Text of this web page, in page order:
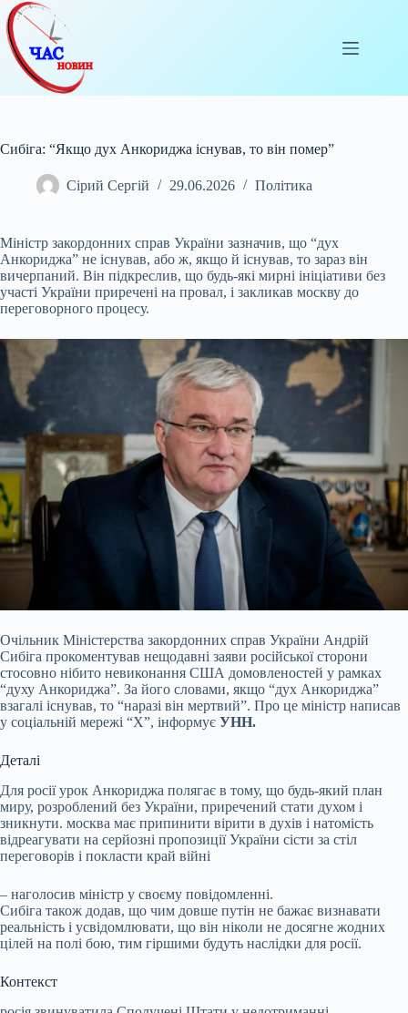
Перейти
до
вмісту
Сибіга: “Якщо дух Анкориджа існував, то він помер”
Сірий Сергій 29.06.2026 Політика
Міністр закордонних справ України зазначив, що “дух
Анкориджа” не існував, або ж, якщо й існував, то зараз він
вичерпаний. Він підкреслив, що будь-які мирні ініціативи без
участі України приречені на провал, і закликав москву до
переговорного процесу.
Очільник Міністерства закордонних справ України Андрій
Сибіга прокоментував нещодавні заяви російської сторони
стосовно нібито невиконання США домовленостей у рамках
“духу Анкориджа”. За його словами, якщо “дух Анкориджа”
взагалі існував, то “наразі він мертвий”. Про це міністр написав
у соціальній мережі “Х”, інформує УНН.
Деталі
Для росії урок Анкориджа полягає в тому, що будь-який план
миру, розроблений без України, приречений стати духом і
зникнути. москва має припинити вірити в духів і натомість
відреагувати на серйозні пропозиції України сісти за стіл
переговорів і покласти край війні
– наголосив міністр у своєму повідомленні.
Сибіга також додав, що чим довше путін не бажає визнавати
реальність і усвідомлювати, що він ніколи не досягне жодних
цілей на полі бою, тим гіршими будуть наслідки для росії.
Контекст